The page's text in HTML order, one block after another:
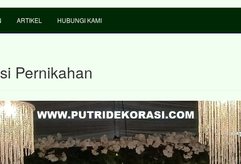
ARTIKEL HUBUNGI KAMI
Pernikahan